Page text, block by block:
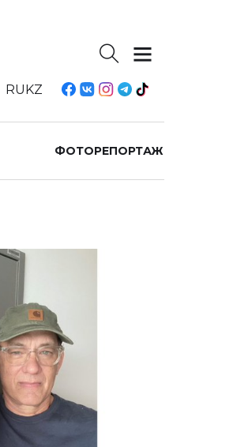
RUKZ
ФОТОРЕПОРТАЖ